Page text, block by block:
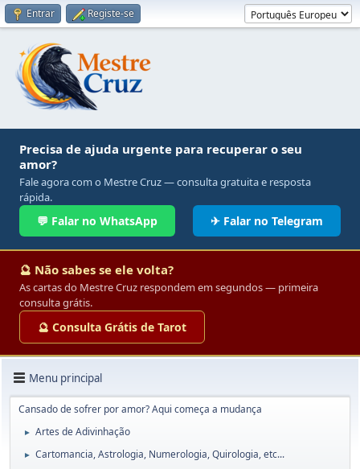
Entrar Registe-se
Precisa de ajuda urgente para recuperar o seu
amor?
Fale agora com o Mestre Cruz — consulta gratuita e resposta
rápida.
💬 Falar no WhatsApp ✈ Falar no Telegram
🔮 Não sabes se ele volta?
As cartas do Mestre Cruz respondem em segundos — primeira
consulta grátis.
🔮 Consulta Grátis de Tarot
Menu principal
Cansado de sofrer por amor? Aqui começa a mudança
► Artes de Adivinhação
► Cartomancia, Astrologia, Numerologia, Quirologia, etc...